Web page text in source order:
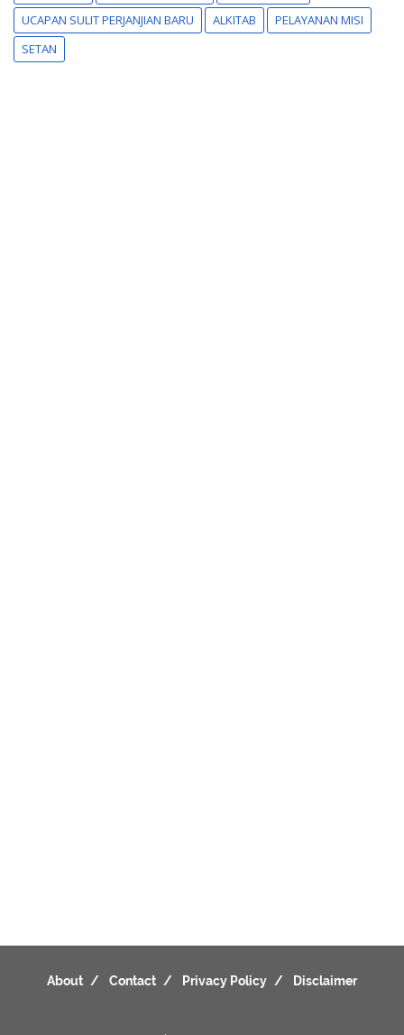
UCAPAN SULIT PERJANJIAN BARU
ALKITAB
PELAYANAN MISI
SETAN
About Contact Privacy Policy Disclaimer